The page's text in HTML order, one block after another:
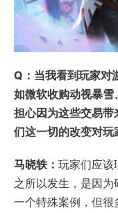
Q：当我看到玩家对
如微软收购动视暴
担心因为这些交易
们这一切的改变对玩
马晓轶： 玩家们应该
之所以发生，是因
一个特殊案例，但